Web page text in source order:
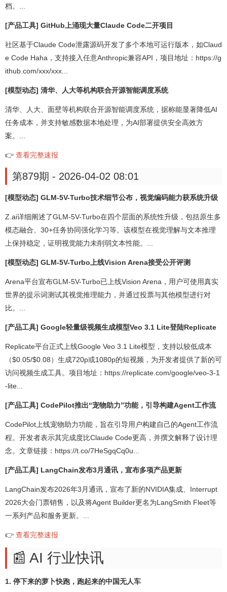
档。...
[产品工具] GitHub上涌现大量Claude Code二开项目
社区基于Claude Code泄露源码开发了多个本地可运行版本，如Claud
e Code Haha，支持接入任意Anthropic兼容API，项目地址：https://g
ithub.com/xxx/xxx...
[模型动态] 清华、人大等机构联合开源智能调度系统
清华、人大、面壁等机构联合开源智能调度系统，据称能显著降低AI
任务成本，并支持敏感数据本地处理，为AI部署提供安全高效方
案。...
👉 查看完整速报
第879期 - 2026-04-02 08:01
[模型动态] GLM-5V-Turbo技术细节公布，视觉编码能力获系统升级
Z.ai详细阐述了GLM-5V-Turbo在四个层面的系统性升级，包括原生多
模态融合、30+任务协同强化学习等。该模型在视觉理解与文本推理
上保持稳定，证明视觉能力未削弱文本性能。...
[模型动态] GLM-5V-Turbo上线Vision Arena接受公开评测
Arena平台宣布GLM-5V-Turbo已上线Vision Arena，用户可使用真实
世界的提示词测试其视觉推理能力，并通过投票与其他模型进行对
比。...
[产品工具] Google轻量级视频生成模型Veo 3.1 Lite登陆Replicate
Replicate平台正式上线Google Veo 3.1 Lite模型，支持以较低成本
（$0.05/$0.08）生成720p或1080p的短视频，为开发者提供了新的可
访问视频生成工具。项目地址：https://replicate.com/google/veo-3-1
-lite...
[产品工具] CodePilot推出“宠物助力”功能，引导构建Agent工作流
CodePilot上线宠物助力功能，旨在引导用户构建自己的Agent工作流
程。开发者表示其完成度比Claude Code更高，并撰文解释了设计理
念。文章链接：https://t.co/7HeSgqCq0u...
[产品工具] LangChain发布3月通讯，宣布多项产品更新
LangChain发布2026年3月通讯，宣布了新的NVIDIA集成、Interrupt
2026大会门票销售，以及将Agent Builder更名为LangSmith Fleet等
一系列产品和服务更新。...
👉 查看完整速报
📰 AI 行业快讯
1. 停下来的萝卜快跑，跑起来的中国无人车